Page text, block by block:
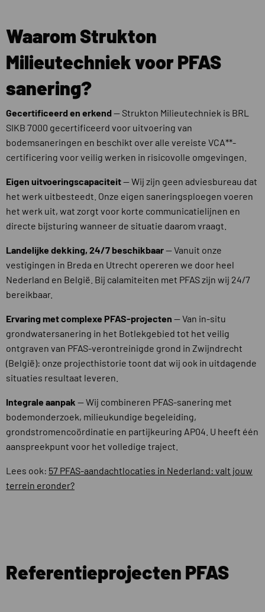
Waarom Strukton
Milieutechniek voor PFAS
sanering?
Gecertificeerd en erkend— Strukton Milieutechniek is BRL
SIKB 7000 gecertificeerd voor uitvoering van
bodemsaneringen en beschikt over alle vereiste VCA**-
certificering voor veilig werken in risicovolle omgevingen.
Eigen uitvoeringscapaciteit— Wij zijn geen adviesbureau dat
het werk uitbesteedt. Onze eigen saneringsploegen voeren
het werk uit, wat zorgt voor korte communicatielijnen en
directe bijsturing wanneer de situatie daarom vraagt.
Landelijke dekking, 24/7 beschikbaar— Vanuit onze
vestigingen in Breda en Utrecht opereren we door heel
Nederland en België. Bij calamiteiten met PFAS zijn wij 24/7
bereikbaar.
Ervaring met complexe PFAS-projecten — Van in-situ
grondwatersanering in het Botlekgebied tot het veilig
ontgraven van PFAS-verontreinigde grond in Zwijndrecht
(België): onze projecthistorie toont dat wij ook in uitdagende
situaties resultaat leveren.
Integrale aanpak — Wij combineren PFAS-sanering met
bodemonderzoek, milieukundige begeleiding,
grondstromencoördinatie en partijkeuring AP04. U heeft één
aanspreekpunt voor het volledige traject.
Lees ook: 57 PFAS-aandachtlocaties in Nederland: valt jouw
terrein eronder?
Referentieprojecten PFAS